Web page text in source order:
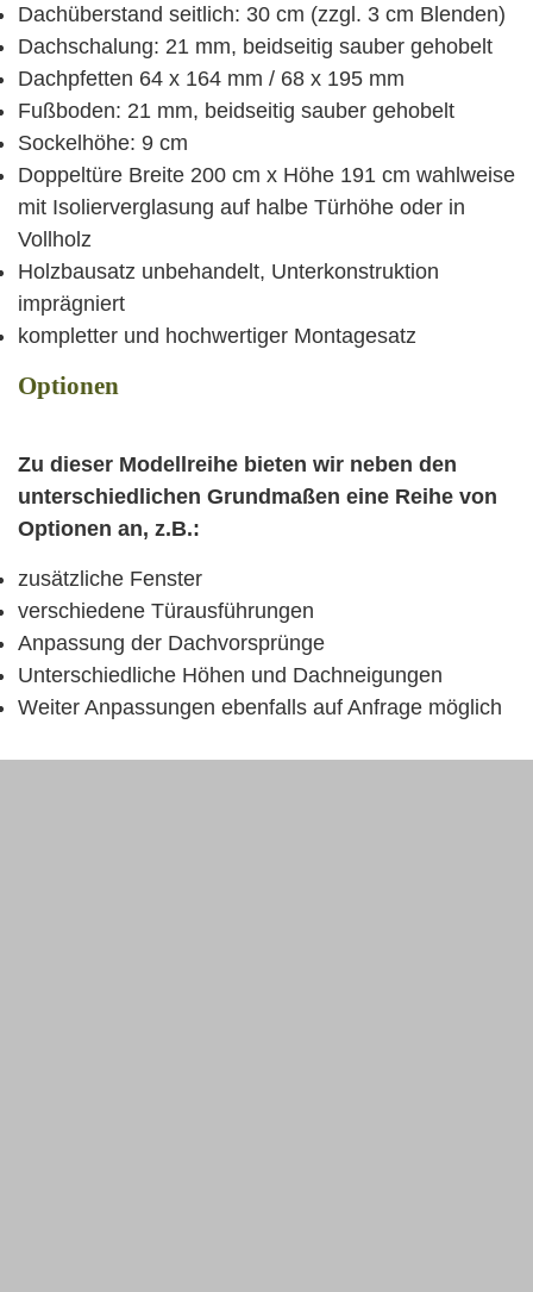
Dachüberstand seitlich: 30 cm (zzgl. 3 cm Blenden)
Dachschalung: 21 mm, beidseitig sauber gehobelt
Dachpfetten 64 x 164 mm / 68 x 195 mm
Fußboden: 21 mm, beidseitig sauber gehobelt
Sockelhöhe: 9 cm
Doppeltüre Breite 200 cm x Höhe 191 cm wahlweise
mit Isolierverglasung auf halbe Türhöhe oder in
Vollholz
Holzbausatz unbehandelt, Unterkonstruktion
imprägniert
kompletter und hochwertiger Montagesatz
Optionen
Zu dieser Modellreihe bieten wir neben den
unterschiedlichen Grundmaßen eine Reihe von
Optionen an, z.B.:
zusätzliche Fenster
verschiedene Türausführungen
Anpassung der Dachvorsprünge
Unterschiedliche Höhen und Dachneigungen
Weiter Anpassungen ebenfalls auf Anfrage möglich